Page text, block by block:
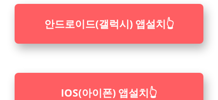
안드로이드(갤럭시) 앱설치👆
IOS(아이폰) 앱설치👆